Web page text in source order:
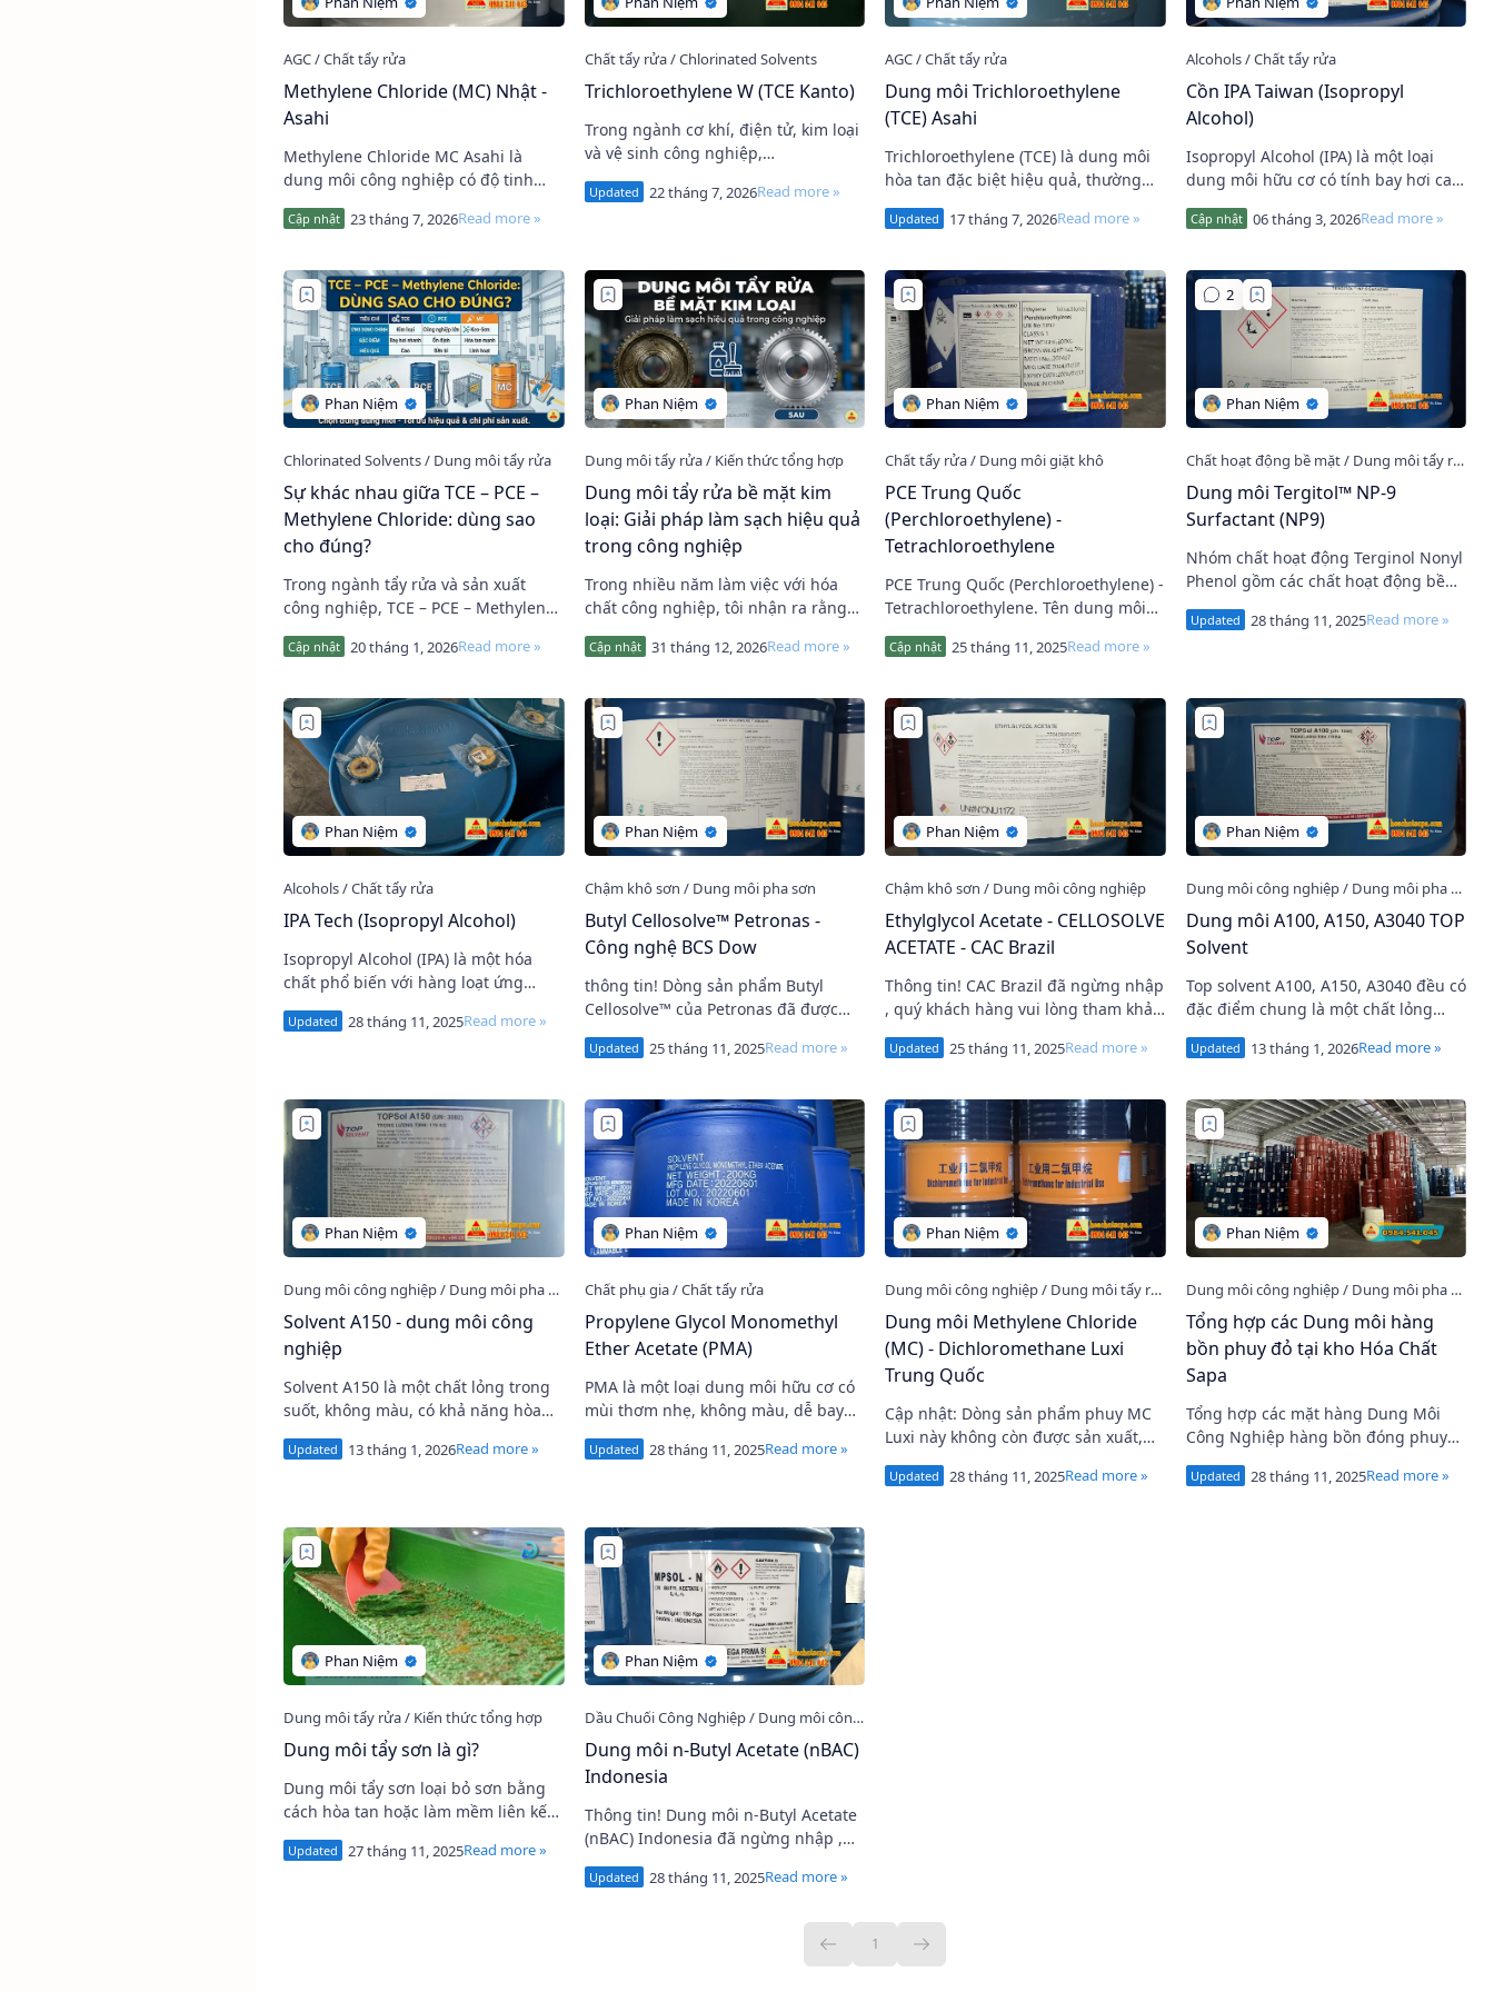
Methylene Chloride (MC) Nhật -
Asahi
Methylene Chloride MC Asahi là
dung môi công nghiệp có độ tinh
khiết cao, được sản xuất bởi Asahi
Kasei Corporation (Nhật Bản) . Nhờ
Trichloroethylene W (TCE Kanto)
Trong ngành cơ khí, điện tử, kim loại
và vệ sinh công nghiệp,
Trichloroethylene (TCE) là dung môi
tẩy dầu mỡ được sử dụng rất phổ
Dung môi Trichloroethylene
(TCE) Asahi
Trichloroethylene (TCE) là dung môi
hòa tan đặc biệt hiệu quả, thường
được sử dụng trong các ngành sản
xuất và gia công kim loại. Nhờ khả
Cồn IPA Taiwan (Isopropyl
Alcohol)
Isopropyl Alcohol (IPA) là một loại
dung môi hữu cơ có tính bay hơi cao,
được ứng dụng rộng rãi trong các
ngành công nghiệp và đời sống
Sự khác nhau giữa TCE – PCE –
Methylene Chloride: dùng sao
cho đúng?
Trong ngành tẩy rửa và sản xuất
công nghiệp, TCE – PCE – Methylene
Chloride là ba dung môi được sử
dụng rất phổ biến. Tuy nhiên, không
Dung môi tẩy rửa bề mặt kim
loại: Giải pháp làm sạch hiệu quả
trong công nghiệp
Trong nhiều năm làm việc với hóa
chất công nghiệp, tôi nhận ra rằng
chất lượng làm sạch bề mặt kim loại
quyết định trực tiếp đến độ bền, tính
PCE Trung Quốc
(Perchloroethylene) -
Tetrachloroethylene
PCE Trung Quốc (Perchloroethylene) -
Tetrachloroethylene. Tên dung môi
(Perchloroethylene) -
Tetrachloroethylene Gọi tắt …
Dung môi Tergitol™ NP-9
Surfactant (NP9)
Nhóm chất hoạt động Terginol Nonyl
Phenol gồm các chất hoạt động bề
mặt nonion có rất nhiều ứng dụng
như: sản xuất các sản phẩm tẩy rửa,
IPA Tech (Isopropyl Alcohol)
Isopropyl Alcohol (IPA) là một hóa
chất phổ biến với hàng loạt ứng
dụng trong đời sống và công nghiệp.
IPA Tech – sản phẩm chất lượng cao
Butyl Cellosolve™ Petronas -
Công nghệ BCS Dow
thông tin! Dòng sản phẩm Butyl
Cellosolve™ của Petronas đã được
đổi tên thành Ethonas EB . Trước kia,
dòng sản phẩm Butyl Cellosolve™
Ethylglycol Acetate - CELLOSOLVE
ACETATE - CAC Brazil
Thông tin! CAC Brazil đã ngừng nhập
, quý khách hàng vui lòng tham khảo
các dòng xuất xứ khác như CAC Ấn
Độ hoặc CAC Trung Quốc. Ethylglycol
Dung môi A100, A150, A3040 TOP
Solvent
Top solvent A100, A150, A3040 đều có
đặc điểm chung là một chất lỏng
trong suốt, không màu, có khả năng
hòa tan tốt, giới hạn sôi tương đối
Solvent A150 - dung môi công
nghiệp
Solvent A150 là một chất lỏng trong
suốt, không màu, có khả năng hòa
tan tốt. Nó có giới hạn sôi tương đối
hẹp và tốc độ bay hơi vừa phải.
Propylene Glycol Monomethyl
Ether Acetate (PMA)
PMA là một loại dung môi hữu cơ có
mùi thơm nhẹ, không màu, dễ bay
hơi, được sử dụng trong nhiều ứng
dụng khác nhau, bao gồm sơn, mực
Dung môi Methylene Chloride
(MC) - Dichloromethane Luxi
Trung Quốc
Cập nhật: Dòng sản phẩm phuy MC
Luxi này không còn được sản xuất,
quý khách hàng có thể tham khảo
các dòng khác như MC Taiwan , MC
Tổng hợp các Dung môi hàng
bồn phuy đỏ tại kho Hóa Chất
Sapa
Tổng hợp các mặt hàng Dung Môi
Công Nghiệp hàng bồn đóng phuy
màu đỏ. Đây là các mặt hàng không
phải là thế mạnh nhất của chúng tôi
Dung môi tẩy sơn là gì?
Dung môi tẩy sơn loại bỏ sơn bằng
cách hòa tan hoặc làm mềm liên kết
giữa màng và chất nền, làm cho lớp
phủ nổi bong bóng hoặc phồng lên.
Dung môi n-Butyl Acetate (nBAC)
Indonesia
Thông tin! Dung môi n-Butyl Acetate
(nBAC) Indonesia đã ngừng nhập ,
vui lòng xem sản phẩm thay thế N-
Butyl Acetate, nBAC bồn ! N-Butyl